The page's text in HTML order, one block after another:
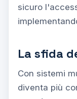
sicuro
La sfida
Con sistemi
diventa più